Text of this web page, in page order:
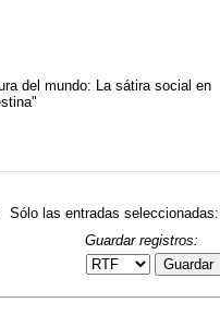
del mundo: La sátira social en
Sólo las entradas seleccionadas:
Guardar registros:
Guardar